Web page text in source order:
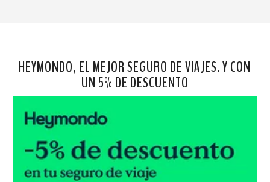
HEYMONDO, EL MEJOR SEGURO DE VIAJES. Y CON
UN 5% DE DESCUENTO